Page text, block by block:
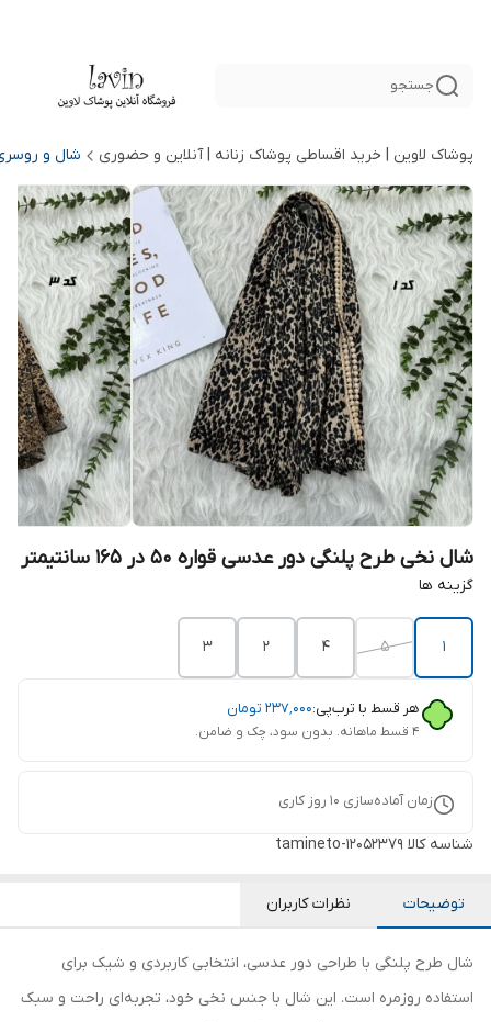
جستجو
پوشاک لاوین | خرید اقساطی پوشاک زنانه | آنلاین و حضوری شال و
شال نخی طرح پلنگی دور عدسی قواره 50 در 165 سانتیمتر
گزینه ها
1
5
4
2
3
هر قسط با ترب‌پی:۲۳۷٬۰۰۰ تومان
۴ قسط ماهانه. بدون سود، چک و ضامن.
زمان آماده‌سازی 10 روز کاری
شناسه کالا tamineto-12052379
توضیحات نظرات کاربران
شال طرح پلنگی با طراحی دور عدسی، انتخابی کاربردی و شیک برای
استفاده روزمره است. این شال با جنس نخی خود، تجربه‌ای راحت و سبک